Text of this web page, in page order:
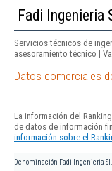
Fadi Ingenieria
Servicios técnicos de
asesoramiento técnico |
Datos comerciales
La información del
de datos de información
información sobre el
Denominación Fadi Ingenieria Sl.